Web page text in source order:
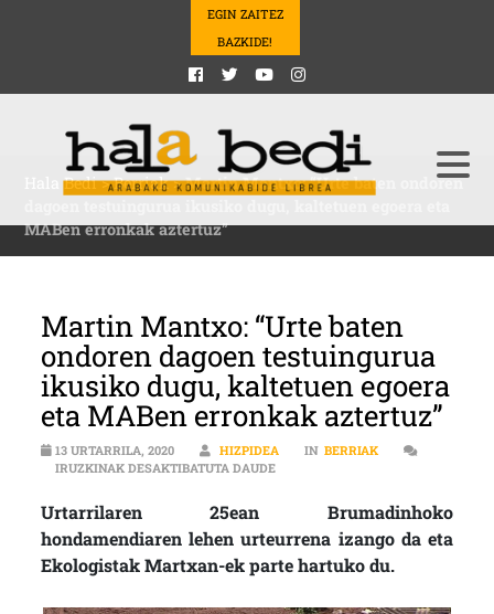
EGIN ZAITEZ
BAZKIDE!
Hala Bedi>Berriak>Martin Mantxo: “Urte baten ondoren
MABen erronkak aztertuz”
Martin Mantxo: “Urte baten
ondoren dagoen testuingurua
ikusiko dugu, kaltetuen egoera
eta MABen erronkak aztertuz”
13 URTARRILA, 2020 HIZPIDEA IN BERRIAK
IRUZKINAK DESAKTIBATUTA DAUDEMARTIN MANTXO: “URTE BATEN
Urtarrilaren 25ean Brumadinhoko
hondamendiaren lehen urteurrena izango da eta
Ekologistak Martxan-ek parte hartuko du.